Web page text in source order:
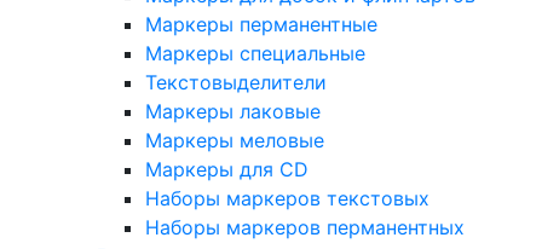
Маркеры перманентные
Маркеры специальные
Текстовыделители
Маркеры лаковые
Маркеры меловые
Маркеры для CD
Наборы маркеров текстовых
Наборы маркеров перманентных